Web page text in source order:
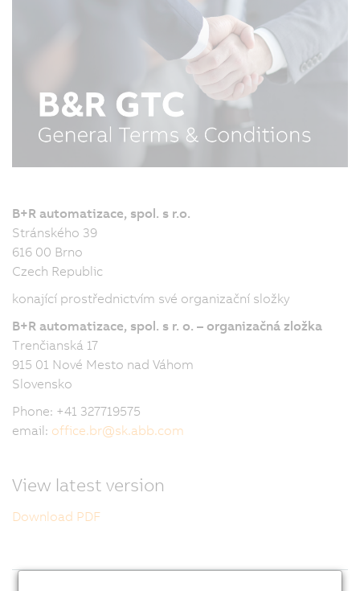
B+R automatizace, spol. s r.o.
Stránského 39
616 00 Brno
Czech Republic
konající prostřednictvím své organizační složky
B+R automatizace, spol. s r. o. – organizačná zložka
Trenčianská 17
915 01 Nové Mesto nad Váhom
Slovensko
Phone: +41 327719575
email: office.br@sk.abb.com
View latest version
Download PDF